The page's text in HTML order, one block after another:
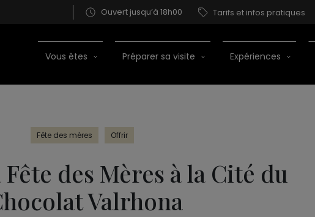
Ouvert jusqu’à 18h00 Tarifs et infos pratiques
Vous êtes Préparer sa visite Expériences
Fête des mères Offrir
des Mères à la Cité du
Valrhona